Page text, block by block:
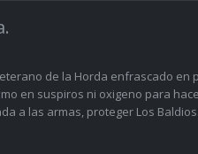
de la Horda enfrascado en
en suspiros ni oxigeno para
a las armas, proteger Los